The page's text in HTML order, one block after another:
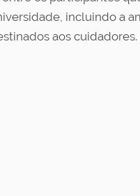
incluindo a
aos cuidadores.